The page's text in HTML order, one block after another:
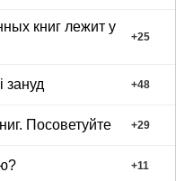
книг лежит у
+25
зануд +48
Посоветуйте +29
+11